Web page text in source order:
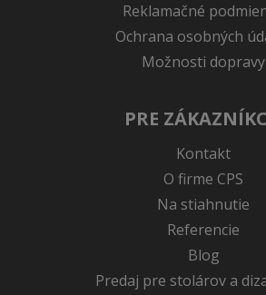
Reklamačné
Ochrana osobných
Možnosti dopravy
PRE
Kontakt
O firme CPS
Na stiahnutie
Referencie
Blog
Predaj pre stolárov a